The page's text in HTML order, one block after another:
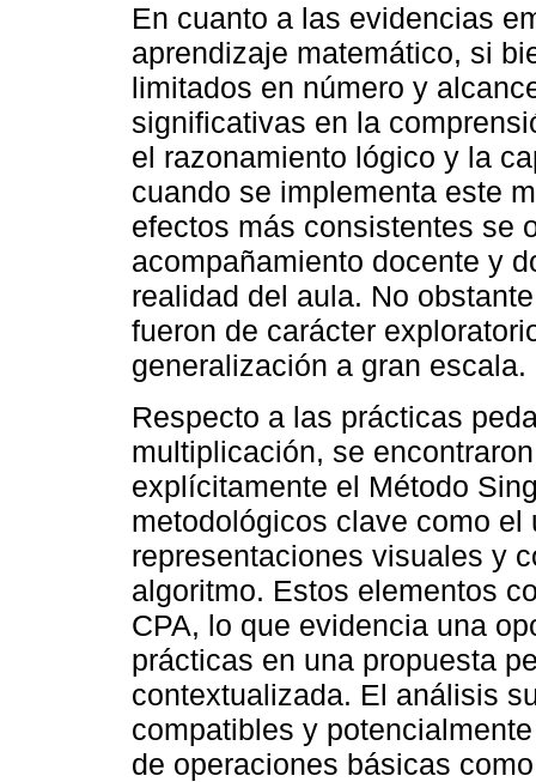
En cuanto a las evidencias
aprendizaje matemático, si
limitados en número y
significativas en la
el razonamiento lógico y la
cuando se implementa este
efectos más consistentes se
acompañamiento docente y
realidad del aula. No
fueron de carácter
generalización a gran escala.
Respecto a las prácticas
multiplicación, se
explícitamente el Método
metodológicos clave como
representaciones visuales y
algoritmo. Estos elementos
CPA, lo que evidencia una
prácticas en una propuesta
contextualizada. El análisis
compatibles y
de operaciones básicas